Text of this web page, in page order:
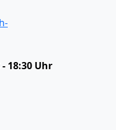
- 18:30 Uhr